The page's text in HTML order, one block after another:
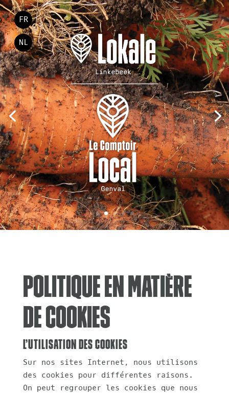
FR
NL
Politique en matière
de cookies
L’utilisation des cookies
Sur nos sites Internet, nous utilisons
des cookies pour différentes raisons.
On peut regrouper les cookies que nous